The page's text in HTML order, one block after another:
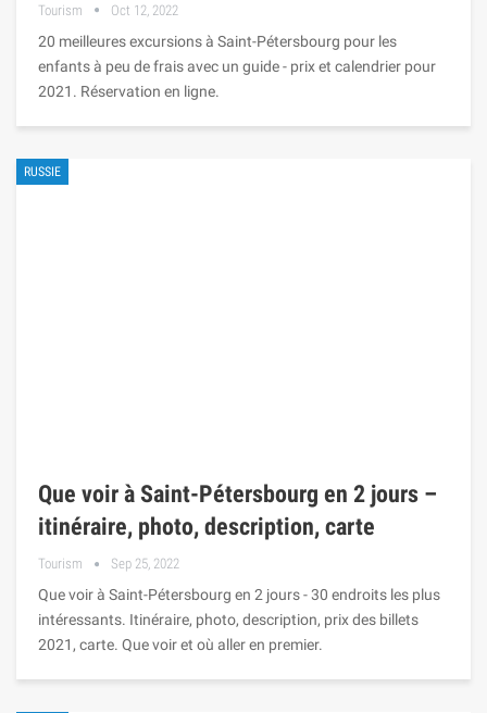
Tourism Oct 12, 2022
20 meilleures excursions à Saint-Pétersbourg pour les
enfants à peu de frais avec un guide - prix et calendrier pour
2021. Réservation en ligne.
RUSSIE
Que voir à Saint-Pétersbourg en 2 jours –
itinéraire, photo, description, carte
Tourism Sep 25, 2022
Que voir à Saint-Pétersbourg en 2 jours - 30 endroits les plus
intéressants. Itinéraire, photo, description, prix des billets
2021, carte. Que voir et où aller en premier.